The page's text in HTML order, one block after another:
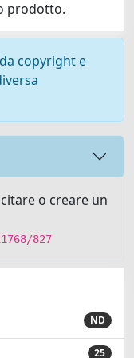
prodotto.
copyright e
o creare un
827
ND
25